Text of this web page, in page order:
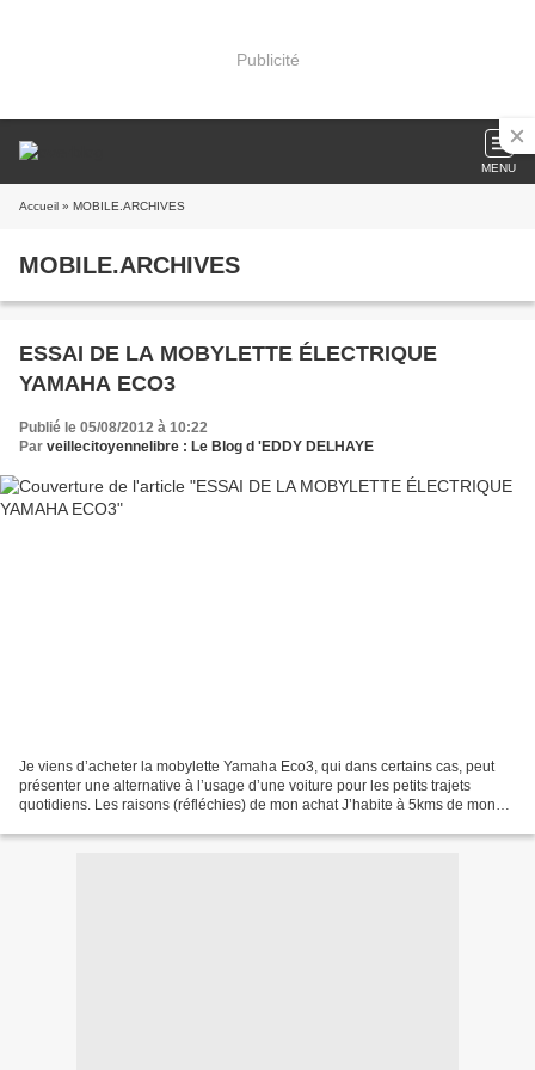
Publicité
MENU
Accueil » MOBILE.ARCHIVES
MOBILE.ARCHIVES
ESSAI DE LA MOBYLETTE ÉLECTRIQUE
YAMAHA ECO3
Publié le 05/08/2012 à 10:22
Par veillecitoyennelibre : Le Blog d 'EDDY DELHAYE
Je viens d’acheter la mobylette Yamaha Eco3, qui dans certains cas, peut
présenter une alternative à l’usage d’une voiture pour les petits trajets
quotidiens. Les raisons (réfléchies) de mon achat J’habite à 5kms de mon